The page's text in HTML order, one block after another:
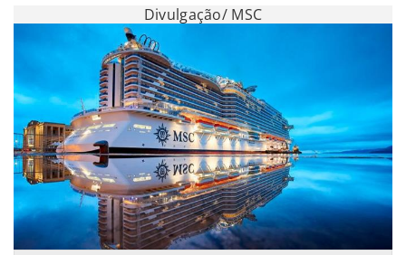
Divulgação/ MSC